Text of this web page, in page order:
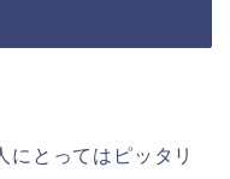
にとってはピッタリ